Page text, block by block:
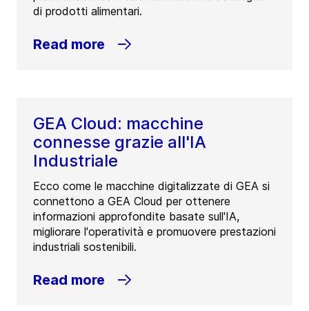
di prodotti alimentari.
Read more
GEA Cloud: macchine
connesse grazie all'IA
Industriale
Ecco come le macchine digitalizzate di GEA si
connettono a GEA Cloud per ottenere
informazioni approfondite basate sull'IA,
migliorare l'operatività e promuovere prestazioni
industriali sostenibili.
Read more